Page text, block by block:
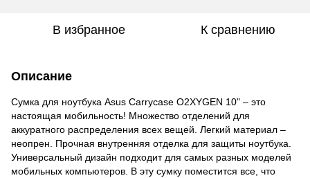
В избранное К сравнению
Описание
Сумка для ноутбука Asus Carrycase O2XYGEN 10" – это
настоящая мобильность! Множество отделений для
аккуратного распределения всех вещей. Легкий материал –
неопрен. Прочная внутренняя отделка для защиты ноутбука.
Универсальный дизайн подходит для самых разных моделей
мобильных компьютеров. В эту сумку поместится все, что